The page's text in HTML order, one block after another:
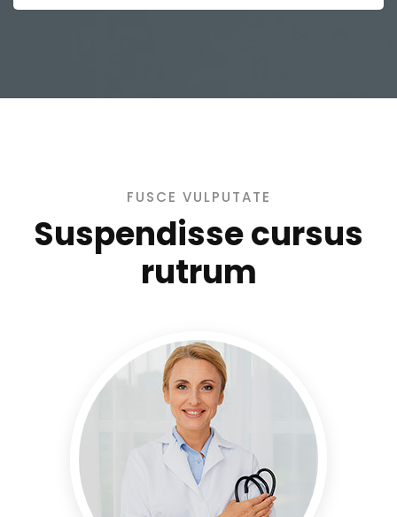
FUSCE VULPUTATE
Suspendisse cursus
rutrum